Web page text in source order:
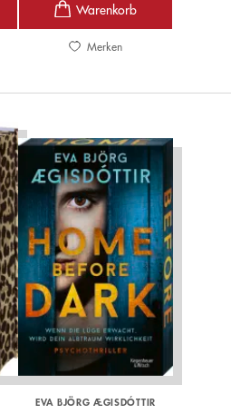
Merken
EVA BJÖRG ÆGISDÓTTIR